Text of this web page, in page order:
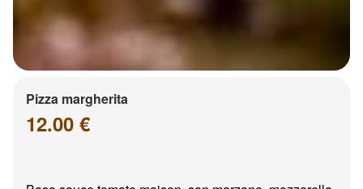
Pizza margherita
12.00 €